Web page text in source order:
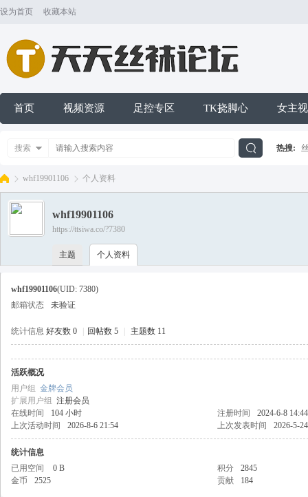
设为首页 收藏本站
首页 视频资源 足控专区 TK挠脚心 女主
搜索 热搜:
›
whf19901106 个人资料
whf19901106
https://ttsiwa.co/?7380
主题 个人资料
whf19901106(UID: 7380)
邮箱状态
未验证
统计信息 好友数 0 回帖数 5 主题数 11
活跃概况
用户组 金牌会员
扩展用户组 注册会员
在线时间
104 小时 注册时间
2024-6-8 14:44
上次活动时间
2026-8-6 21:54 上次发表时间 2026-5-
统计信息
已用空间
0 B 积分
2845
金币
2525 贡献 184